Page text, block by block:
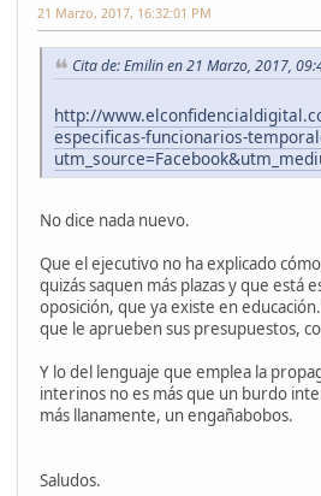
21 Marzo, 2017, 16:32:01 PM
Cita de: Emilin en 21 Marzo, 2017,
http://
especificas-funcionarios-
No dice nada nuevo.
Que el ejecutivo no ha explicado
quizás saquen más plazas y que está
oposición, que ya existe en
que le aprueben sus presupuestos,
Y lo del lenguaje que emplea la
interinos no es más que un burdo
más llanamente, un engañabobos.
Saludos.